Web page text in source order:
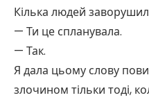
Кілька людей
— Ти це спланувала.
— Так.
Я дала цьому слову
злочином тільки тоді,